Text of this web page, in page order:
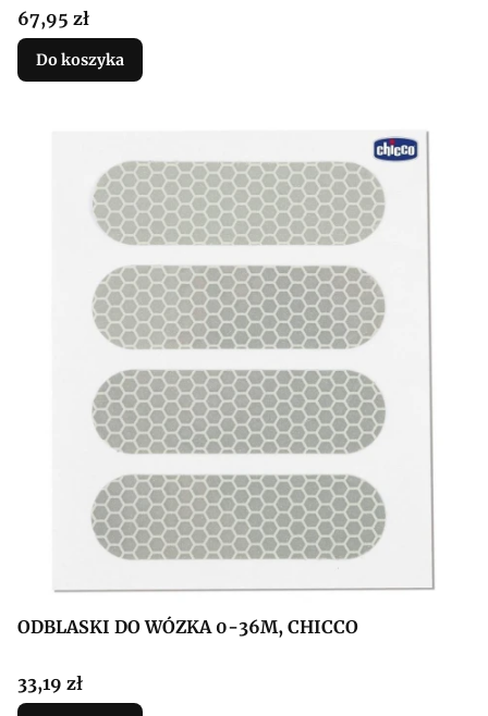
Cena
67,95 zł
Do koszyka
ODBLASKI DO WÓZKA 0-36M, CHICCO
Cena
33,19 zł